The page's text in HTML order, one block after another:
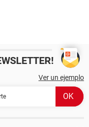
Ver un ejemplo